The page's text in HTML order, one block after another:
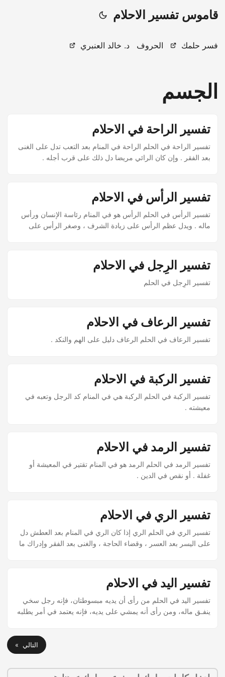
قاموس تفسير الاحلام
فسر حلمك الحروف د. خالد العنبري
الجسم
تفسير الراحة في الاحلام
تفسير الراحة في الحلم الراحة في المنام بعد التعب تدل على الغنى
بعد الفقر . وإن كان الرائي مريضا دل ذلك على قرب أجله .
تفسير الرأس في الاحلام
تفسير الرأس في الحلم الرأس هو في المنام رئاسة الإنسان ورأس
ماله . ويدل عظم الرأس على زيادة الشرف ، وصغر الرأس على
أصبح رأس حمار فإنه يرفع رأسه في الصلاة قبل الإمام لما ورد في
الحديث النبوي ، أو أنه يصير جاهلا سفيها .
تفسير الرِجل في الاحلام
تفسير الرِجل في الحلم
تفسير الرعاف في الاحلام
تفسير الرعاف في الحلم الرعاف دليل على الهم والنكد .
تفسير الركبة في الاحلام
تفسير الركبة في الحلم الركبة هي في المنام كد الرجل وتعبه في
معيشته .
تفسير الرمد في الاحلام
تفسير الرمد في الحلم الرمد هو في المنام تقتير في المعيشة أو
غفلة . أو نقص في الدين .
تفسير الري في الاحلام
تفسير الري في الحلم الري إذا كان الري في المنام بعد العطش دل
على اليسر بعد العسر ، وقضاء الحاجة ، والغنى بعد الفقر وإدراك ما
تفسير اليد في الاحلام
تفسير اليد في الحلم من رأى أن يديه مبسوطتان، فإنه رجل سخي
ينفـق ماله، ومن رأى أنه يمشي على يديه، فإنه يعتمد في أمر يطلبه
تاجرًا نال رئاسة وذكرًا، واليد اليمنى تدل على ابن أو أب أو صديق أو
من يحل محل اليمين، واليد اليسرى تدل على المرأة والأم والأخت
والبنت والجارية،...
التالي »